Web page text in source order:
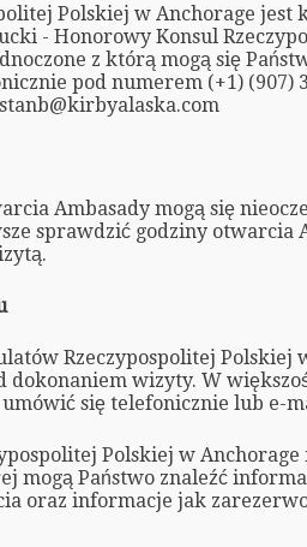
Polskiej w Anchorage jest
- Honorowy Konsul
z którą mogą się
pod numerem (+1) (907)
Ambasady mogą się
sprawdzić godziny otwarcia
Rzeczypospolitej Polskiej
dokonaniem wizyty. W
się telefonicznie lub e-
Polskiej w Anchorage
mogą Państwo znaleźć
oraz informacje jak